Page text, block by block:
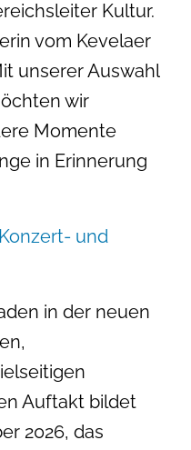
Kultur.
vom Kevelaer
unserer Auswahl
wir
Momente
in Erinnerung
und
in der neuen
Auftakt bildet
2026, das